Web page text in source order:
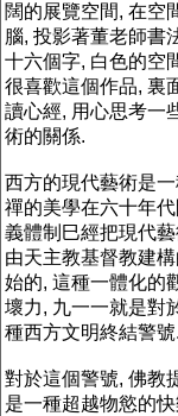
闊的展覽空間, 在空
腦, 投影著董老師書
十六個字, 白色的空
很喜歡這個作品,
讀心經, 用心思考一
術的關係.
西方的現代藝術是
禪的美學在六十年
義體制巳經把現代
由天主教基督教建
始的, 這種一體化的
壞力, 九一一就是對
種西方文明終結警號.
對於這個警號, 佛教
是一種超越物慾的